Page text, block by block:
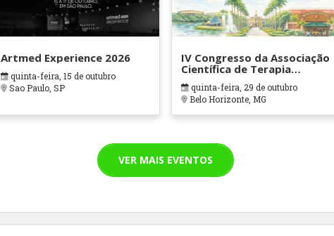
Artmed Experience 2026
quinta-feira, 15 de outubro
Sao Paulo, SP
IV Congresso da Associação
Científica de Terapia
Ocupacional em Contextos
Hospitalares e Cuidados
Paliativos - ATOHOSP
quinta-feira, 29 de outubro
Belo Horizonte, MG
VER MAIS EVENTOS